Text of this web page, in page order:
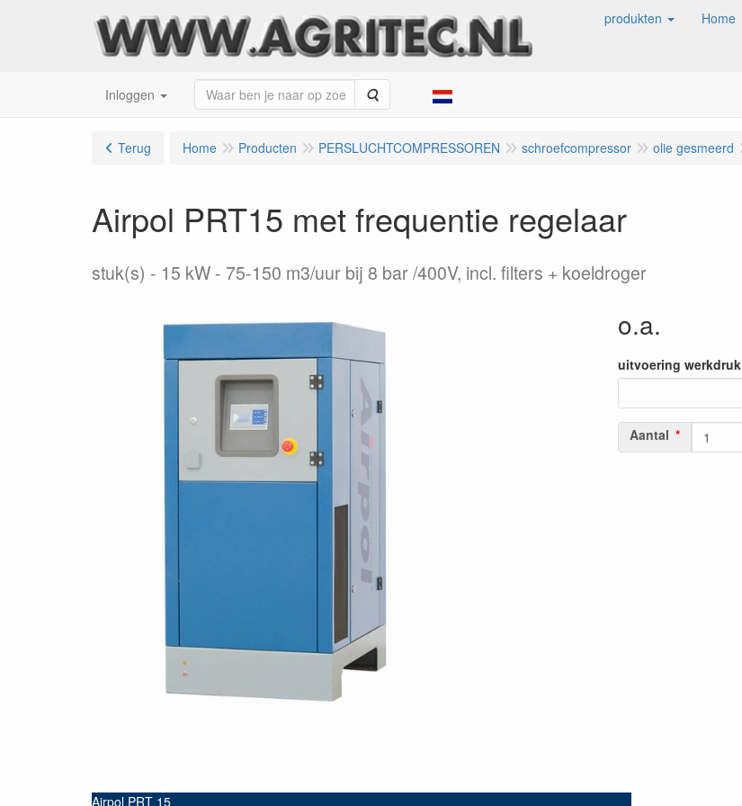
produkten Home
Inloggen Zoeken
Terug Home Producten PERSLUCHTCOMPRESSOREN schroefcompressor olie gesmeerd
Airpol PRT15 met frequentie regelaar
stuk(s) 15 kW - 75-150 m3/uur bij 8 bar /400V, incl. filters + koeldroger
o.a.
uitvoering werkdruk
Aantal
Airpol PRT 15